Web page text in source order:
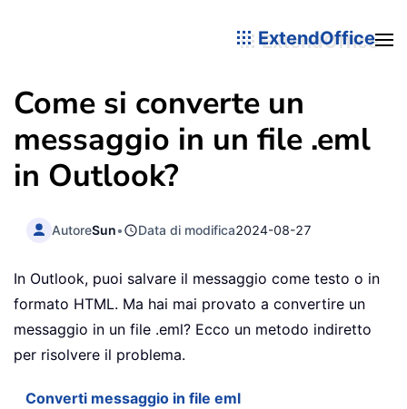
ExtendOffice
Come si converte un
messaggio in un file .eml
in Outlook?
AutoreSun• Data di modifica2024-08-27
In Outlook, puoi salvare il messaggio come testo o in
formato HTML. Ma hai mai provato a convertire un
messaggio in un file .eml? Ecco un metodo indiretto
per risolvere il problema.
Converti messaggio in file eml